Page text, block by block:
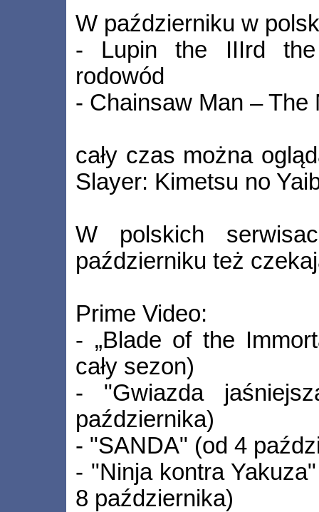
W październiku w
- Lupin the IIIrd the
rodowód
- Chainsaw Man – The
cały czas można
Slayer: Kimetsu no
W polskich
październiku też
Prime Video:
- „Blade of the
cały sezon)
- "Gwiazda
października)
- "SANDA" (od 4
- "Ninja kontra
8 października)